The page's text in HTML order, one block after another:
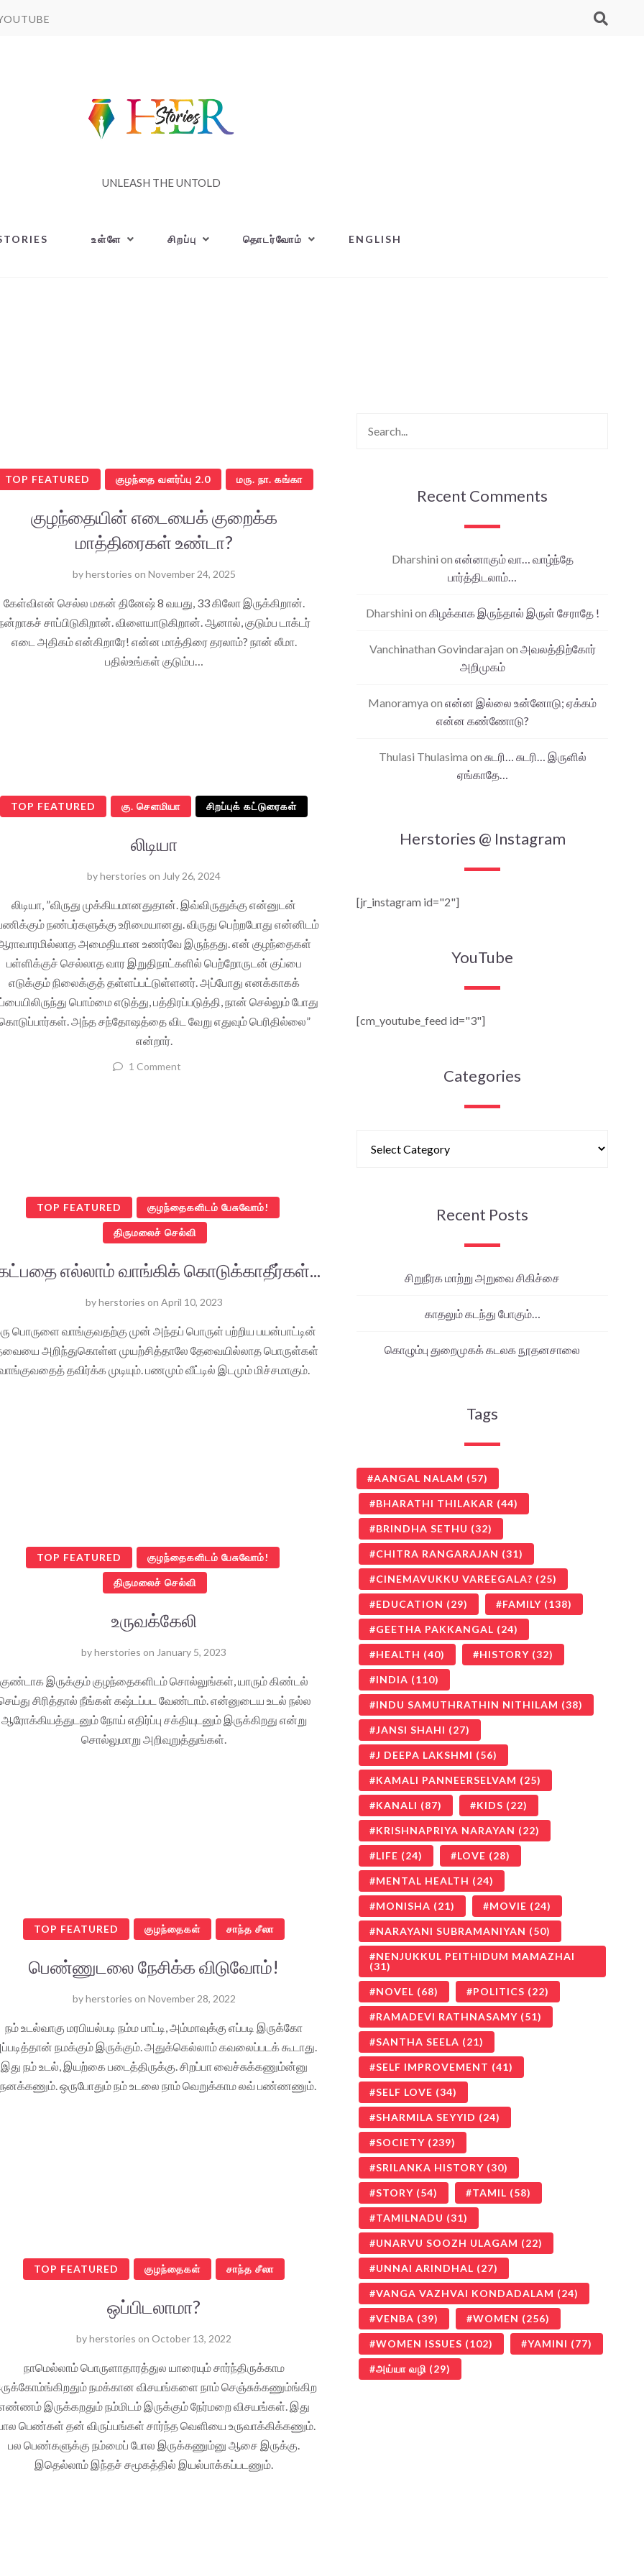
UNLEASH THE UNTOLD
உள்ளே சிறப்பு தொடர்வோம் ENGLISH
TOP FEATURED குழந்தை வளர்ப்பு 2.0 மரு. நா. கங்கா
குழந்தையின் எடையைக் குறைக்க
மாத்திரைகள் உண்டா?
byherstories on November 24, 2025
கேள்விஎன் செல்ல மகன் தினேஷ் 8 வயது, 33 கிலோ இருக்கிறான்.
சாப்பிடுகிறான். விளையாடுகிறான். ஆனால், குடும்ப டாக்டர்
எடை அதிகம் என்கிறாரே! என்ன மாத்திரை தரலாம்? நான் லீமா.
பதில்உங்கள் குடும்ப…
TOP FEATURED கு. செளமியா சிறப்புக் கட்டுரைகள்
லிடியா
byherstories on July 26, 2024
லிடியா, ”விருது முக்கியமானதுதான். இவ்விருதுக்கு என்னுடன்
நண்பர்களுக்கு உரிமையானது. விருது பெற்றபோது என்னிடம்
அமைதியான உணர்வே இருந்தது. என் குழந்தைகள்
பள்ளிக்குச் செல்லாத வார இறுதிநாட்களில் பெற்றோருடன் குப்பை
எடுக்கும் நிலைக்குத் தள்ளப்பட்டுள்ளனர். அப்போது எனக்காகக்
பொம்மை எடுத்து, பத்திரப்படுத்தி, நான் செல்லும் போது
அந்த சந்தோஷத்தை விட வேறு எதுவும் பெரிதில்லை”
என்றார்.
1 Comment
TOP FEATURED குழந்தைகளிடம் பேசுவோம்!
திருமலைச் செல்வி
எல்லாம் வாங்கிக் கொடுக்காதீர்கள்...
byherstories on April 10, 2023
பொருளை வாங்குவதற்கு முன் அந்தப் பொருள் பற்றிய பயன்பாட்டின்
அறிந்துகொள்ள முயற்சித்தாலே தேவையில்லாத பொருள்கள்
தவிர்க்க முடியும். பணமும் வீட்டில் இடமும் மிச்சமாகும்.
TOP FEATURED குழந்தைகளிடம் பேசுவோம்!
திருமலைச் செல்வி
உருவக்கேலி
byherstories on January 5, 2023
குண்டாக இருக்கும் குழந்தைகளிடம் சொல்லுங்கள், யாரும் கிண்டல்
சிரித்தால் நீங்கள் கஷ்டப்பட வேண்டாம். என்னுடைய உடல் நல்ல
ஆரோக்கியத்துடனும் நோய் எதிர்ப்பு சக்தியுடனும் இருக்கிறது என்று
சொல்லுமாறு அறிவுறுத்துங்கள்.
TOP FEATURED குழந்தைகள் சாந்த சீலா
பெண்ணுடலை நேசிக்க விடுவோம்!
byherstories on November 28, 2022
நம் உடல்வாகு மரபியல்படி நம்ம பாட்டி, அம்மாவுக்கு எப்படி இருக்கோ
நமக்கும் இருக்கும். அதுக்கெல்லாம் கவலைப்படக் கூடாது.
இது நம் உடல், இயற்கை படைத்திருக்கு. சிறப்பா வைச்சுக்கணும்ன்னு
ஒருபோதும் நம் உடலை நாம் வெறுக்காம லவ் பண்ணணும்.
TOP FEATURED குழந்தைகள் சாந்த சீலா
ஒப்பிடலாமா?
byherstories on October 13, 2022
நாமெல்லாம் பொருளாதாரத்துல யாரையும் சார்ந்திருக்காம
நமக்கான விசயங்களை நாம் செஞ்சுக்கணும்ங்கிற
இருக்கறதும் நம்மிடம் இருக்கும் நேர்மறை விசயங்கள். இது
பெண்கள் தன் விருப்பங்கள் சார்ந்த வெளியை உருவாக்கிக்கணும்.
பல பெண்களுக்கு நம்மைப் போல இருக்கணும்னு ஆசை இருக்கு.
இதெல்லாம் இந்தச் சமூகத்தில் இயல்பாக்கப்படணும்.
Recent Comments
Dharshini on என்னாகும் வா… வாழ்ந்தே
பார்த்திடலாம்…
Dharshini on கிழக்காக இருந்தால் இருள் சேராதே !
Vanchinathan Govindarajan on அவலத்திற்கோர்
அறிமுகம்
Manoramya on என்ன இல்லை உன்னோடு; ஏக்கம்
என்ன கண்ணோடு?
Thulasi Thulasima on சுடரி… சுடரி… இருளில்
ஏங்காதே…
Herstories @ Instagram
[jr_instagram id="2"]
YouTube
[cm_youtube_feed id="3"]
Categories
Recent Posts
சிறுநீரக மாற்று அறுவை சிகிச்சை
காதலும் கடந்து போகும்…
கொழும்பு துறைமுகக் கடலக நூதனசாலை
Tags
AANGAL NALAM (57)
BHARATHI THILAKAR (44)
BRINDHA SETHU (32)
CHITRA RANGARAJAN (31)
CINEMAVUKKU VAREEGALA? (25)
EDUCATION (29) FAMILY (138)
GEETHA PAKKANGAL (24)
HEALTH (40) HISTORY (32)
INDIA (110)
INDU SAMUTHRATHIN NITHILAM (38)
JANSI SHAHI (27)
J DEEPA LAKSHMI (56)
KAMALI PANNEERSELVAM (25)
KANALI (87) KIDS (22)
KRISHNAPRIYA NARAYAN (22)
LIFE (24) LOVE (28)
MENTAL HEALTH (24)
MONISHA (21) MOVIE (24)
NARAYANI SUBRAMANIYAN (50)
NENJUKKUL PEITHIDUM MAMAZHAI
(31)
NOVEL (68) POLITICS (22)
RAMADEVI RATHNASAMY (51)
SANTHA SEELA (21)
SELF IMPROVEMENT (41)
SELF LOVE (34)
SHARMILA SEYYID (24)
SOCIETY (239)
SRILANKA HISTORY (30)
STORY (54) TAMIL (58)
TAMILNADU (31)
UNARVU SOOZH ULAGAM (22)
UNNAI ARINDHAL (27)
VANGA VAZHVAI KONDADALAM (24)
VENBA (39) WOMEN (256)
WOMEN ISSUES (102) YAMINI (77)
அய்யா வழி (29)